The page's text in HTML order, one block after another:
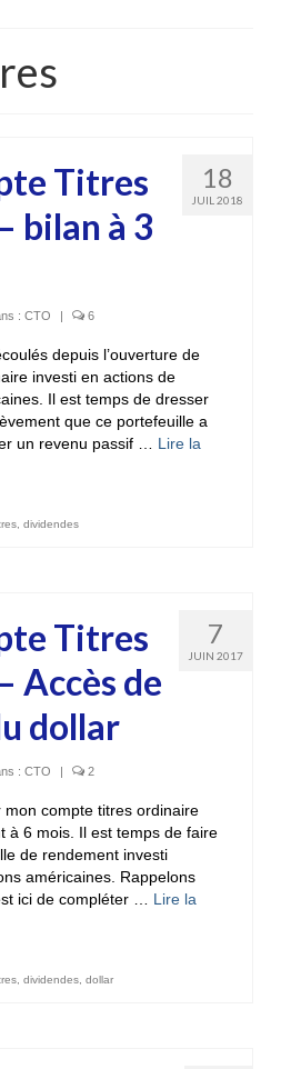
18
JUIL 2018
Titres
bilan à 3
: CTO | 6
depuis l’ouverture de
investi en actions de
Il est temps de dresser
que ce portefeuille a
un revenu passif … Lire la
dividendes
7
JUIN 2017
Titres
Accès de
dollar
: CTO | 2
compte titres ordinaire
à 6 mois. Il est temps de faire
de rendement investi
américaines. Rappelons
ici de compléter … Lire la
dividendes dollar